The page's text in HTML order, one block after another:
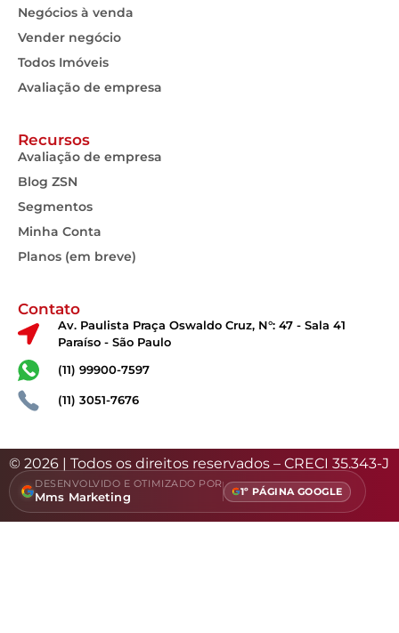
Negócios à venda
Vender negócio
Todos Imóveis
Avaliação de empresa
Recursos
Avaliação de empresa
Blog ZSN
Segmentos
Minha Conta
Planos (em breve)
Contato
Av. Paulista Praça Oswaldo Cruz, N°: 47 - Sala 41
Paraíso - São Paulo
(11) 99900-7597
(11) 3051-7676
© 2026 | Todos os direitos reservados – CRECI 35.343-J
DESENVOLVIDO E OTIMIZADO POR
Mms Marketing 1º PÁGINA GOOGLE